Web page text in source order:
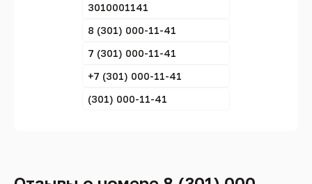
3010001141
8 (301) 000-11-41
7 (301) 000-11-41
+7 (301) 000-11-41
(301) 000-11-41